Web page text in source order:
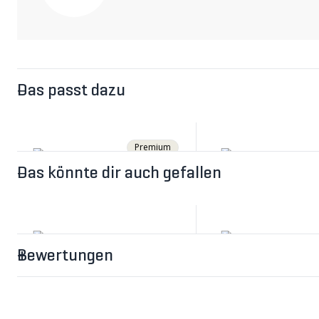
Das passt dazu
Premium
Das könnte dir auch gefallen
Bewertungen